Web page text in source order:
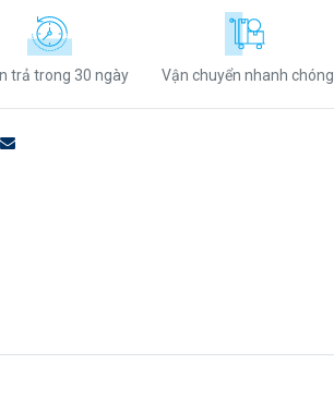
trả trong 30 ngày Vận chuyển nhanh chóng